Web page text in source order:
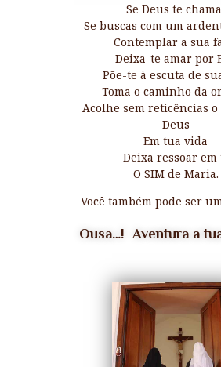
Se Deus te
Se buscas com um
Contemplar a sua
Deixa-te amar por
Põe-te à escuta de
Toma o caminho da
Acolhe sem reticências
Deus
Em tua vida
Deixa ressoar em
O SIM de Maria.
Você também pode ser
Ousa…! Aventura a